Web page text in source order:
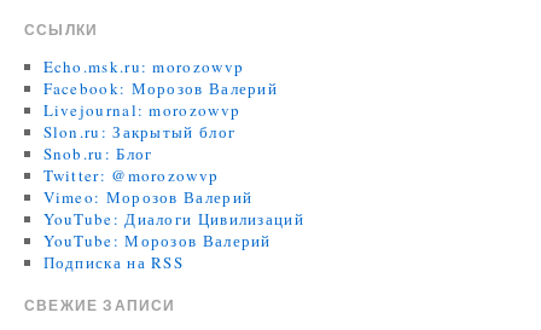
ССЫЛКИ
Echo.msk.ru: morozowvp
Facebook: Морозов Валерий
Livejournal: morozowvp
Slon.ru: Закрытый блог
Snob.ru: Блог
Twitter: @morozowvp
Vimeo: Морозов Валерий
YouTube: Диалоги Цивилизаций
YouTube: Морозов Валерий
Подписка на RSS
СВЕЖИЕ ЗАПИСИ